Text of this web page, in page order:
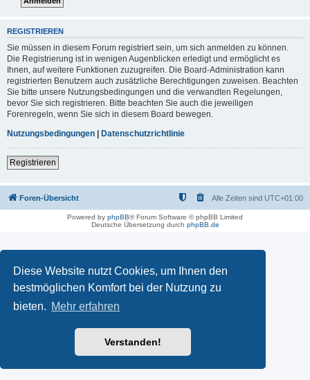
Diese Website nutzt Cookies, um Ihnen den
bestmöglichen Komfort bei der Nutzung zu
bieten. Mehr erfahren
Verstanden!
REGISTRIEREN
Sie müssen in diesem Forum registriert sein, um sich anmelden zu können.
Die Registrierung ist in wenigen Augenblicken erledigt und ermöglicht es
Ihnen, auf weitere Funktionen zuzugreifen. Die Board-Administration kann
registrierten Benutzern auch zusätzliche Berechtigungen zuweisen. Beachten
Sie bitte unsere Nutzungsbedingungen und die verwandten Regelungen,
bevor Sie sich registrieren. Bitte beachten Sie auch die jeweiligen
Forenregeln, wenn Sie sich in diesem Board bewegen.
Nutzungsbedingungen | Datenschutzrichtlinie
Registrieren
Foren-Übersicht Alle Zeiten sind UTC+01:00
Powered by phpBB® Forum Software © phpBB Limited
Deutsche Übersetzung durch phpBB.de